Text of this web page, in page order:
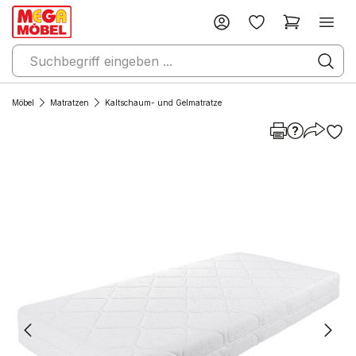
Möbel Matratzen Kaltschaum- und Gelmatratze